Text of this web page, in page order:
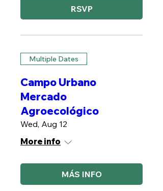
RSVP
Multiple Dates
Campo Urbano
Mercado
Agroecológico
Wed, Aug 12
More info
MÁS INFO